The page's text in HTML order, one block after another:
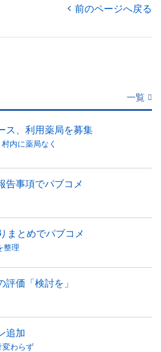
前のページへ戻る
一覧
ス、利用薬局を募集
内に薬局なく
告事項でパブコメ
まとめでパブコメ
整理
価「検討を」
追加
変わらず